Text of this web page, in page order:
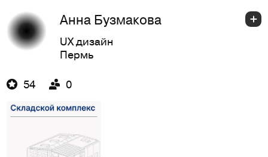
Анна Бузмакова
UX дизайн
Пермь
54 0